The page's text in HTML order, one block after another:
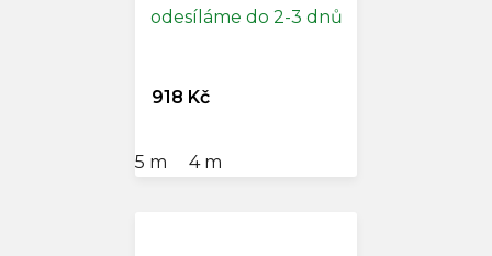
odesíláme do 2-3 dnů
918 Kč
5 m 4 m